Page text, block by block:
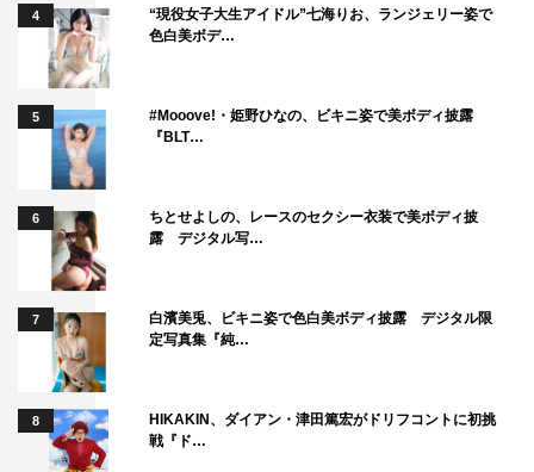
4
“現役女子大生アイドル”七海りお、ランジェリー姿で
色白美ボデ…
5
#Mooove!・姫野ひなの、ビキニ姿で美ボディ披露
『BLT…
6
ちとせよしの、レースのセクシー衣装で美ボディ披
露 デジタル写…
7
白濱美兎、ビキニ姿で色白美ボディ披露 デジタル限
定写真集『純…
8
HIKAKIN、ダイアン・津田篤宏がドリフコントに初挑
戦『ド…